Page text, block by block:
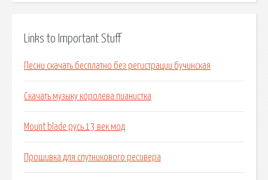
Links to Important Stuff
Песни скачать бесплатно без регистрации бучинская
Скачать музыку королева пианистка
Mount blade русь 13 век мод
Прошивка для спутникового ресивера